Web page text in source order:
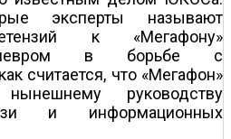
эксперты называют
к «Мегафону»
в борьбе с
считается, что «Мегафон»
руководству
и информационных